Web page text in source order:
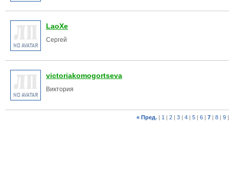
LaoXe
Сергей
victoriakomogortseva
Виктория
« Пред.| 1 | 2| 3| 4| 5| 6| 7| 8| 9